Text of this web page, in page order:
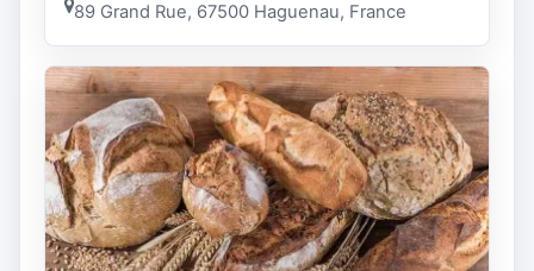
89 Grand Rue, 67500 Haguenau, France